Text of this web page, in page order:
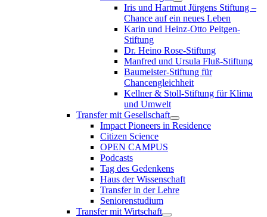
Iris und Hartmut Jürgens Stiftung –
Chance auf ein neues Leben
Karin und Heinz-Otto Peitgen-
Stiftung
Dr. Heino Rose-Stiftung
Manfred und Ursula Fluß-Stiftung
Baumeister-Stiftung für
Chancengleichheit
Kellner & Stoll-Stiftung für Klima
und Umwelt
Transfer mit Gesellschaft
Impact Pioneers in Residence
Citizen Science
OPEN CAMPUS
Podcasts
Tag des Gedenkens
Haus der Wissenschaft
Transfer in der Lehre
Seniorenstudium
Transfer mit Wirtschaft